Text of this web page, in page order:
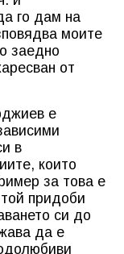
го дам на
моите
заедно
от
е
в
които
за това е
придоби
си до
да е